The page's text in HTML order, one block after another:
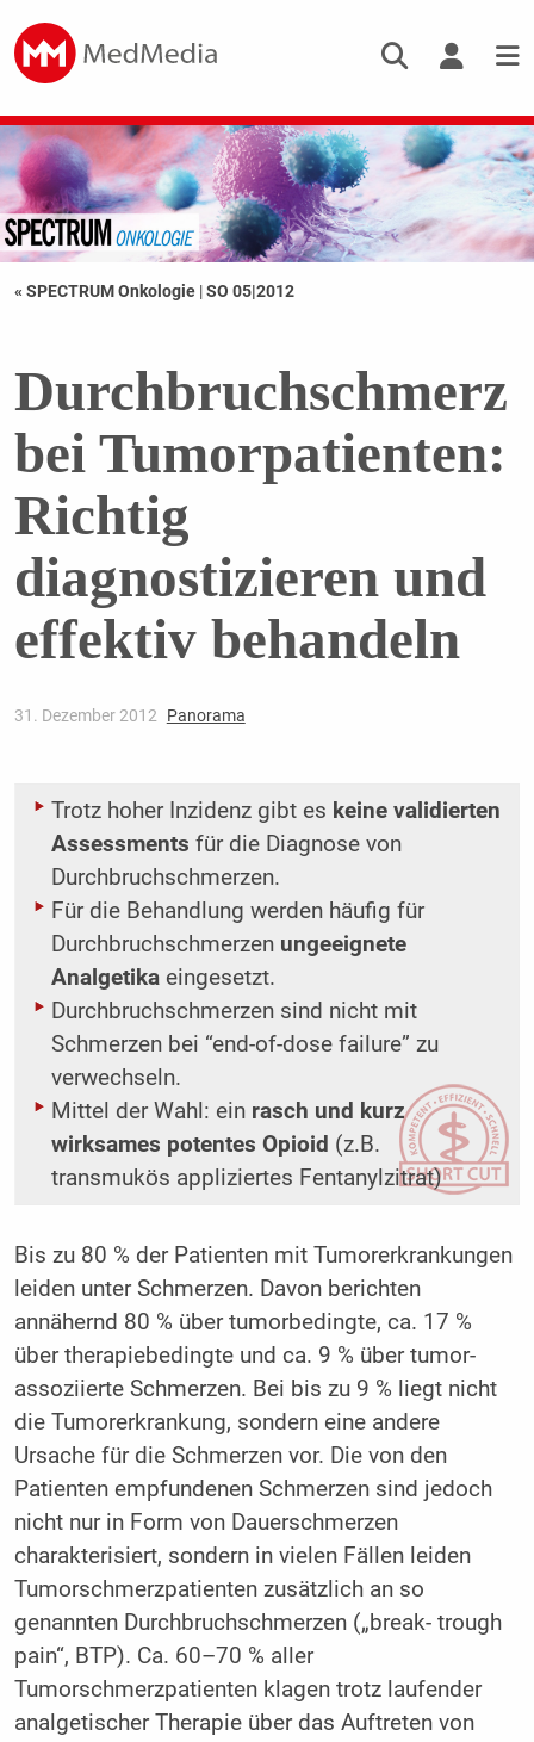
« SPECTRUM Onkologie |SO 05|2012
Durchbruchschmerz
bei Tumorpatienten:
Richtig
diagnostizieren und
effektiv behandeln
31. Dezember 2012 Panorama
Trotz hoher Inzidenz gibt es keine validierten
Assessments für die Diagnose von
Durchbruchschmerzen.
Für die Behandlung werden häufig für
Durchbruchschmerzen ungeeignete
Analgetikaeingesetzt.
Durchbruchschmerzen sind nicht mit
Schmerzen bei “end-of-dose failure” zu
verwechseln.
Mittel der Wahl: ein rasch und kurz
wirksames potentes Opioid (z.B.
transmukös appliziertes Fentanylzitrat)
Bis zu 80 % der Patienten mit Tumor­erkrankungen
leiden unter Schmerzen. Davon berichten
annähernd 80 % über tumorbedingte, ca. 17 %
über therapiebedingte und ca. 9 % über tumor­
assoziierte Schmerzen. Bei bis zu 9 % liegt nicht
die Tumorerkrankung, sondern eine andere
Ursache für die Schmerzen vor. Die von den
Patienten empfundenen Schmerzen sind jedoch
nicht nur in Form von Dauerschmerzen
charakterisiert, sondern in vielen Fällen leiden
Tumorschmerzpatienten zusätzlich an so
genannten Durchbruchschmerzen („break­- trough
pain“, BTP). Ca. 60–70 % aller
Tumorschmerzpatienten klagen trotz laufender
analgetischer Therapie über das Auftreten von